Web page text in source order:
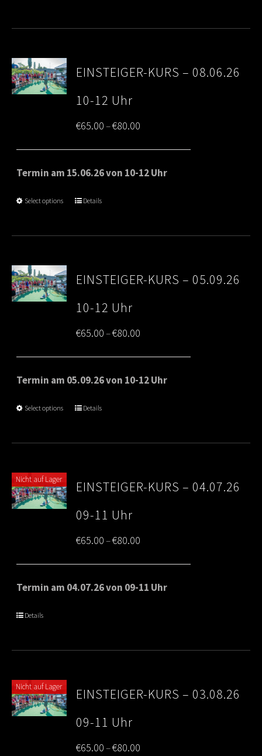
EINSTEIGER-KURS – 08.06.26
10-12 Uhr
€65.00–€80.00
range:
€65.00
Termin am 15.06.26 von 10-12 Uhr
Select options Details
EINSTEIGER-KURS – 05.09.26
10-12 Uhr
€65.00–€80.00
range:
€65.00
Termin am 05.09.26 von 10-12 Uhr
Select options Details
Nicht auf Lager
EINSTEIGER-KURS – 04.07.26
09-11 Uhr
€65.00–€80.00
range:
€65.00
Termin am 04.07.26 von 09-11 Uhr
Details
Nicht auf Lager
EINSTEIGER-KURS – 03.08.26
09-11 Uhr
€65.00–€80.00